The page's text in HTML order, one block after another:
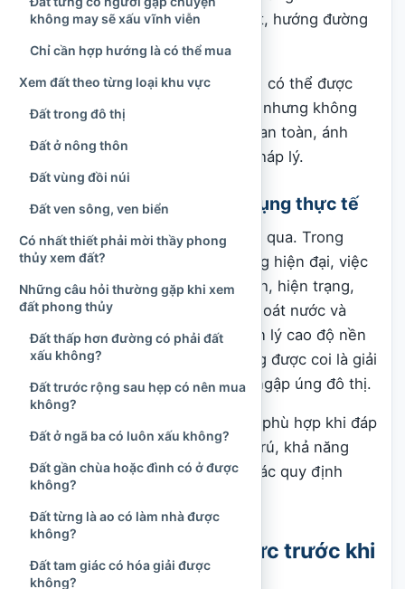
Mối quan hệ giữa hướng đất, hướng đường
và hướng nhà dự kiến.
Quan niệm chọn hướng theo tuổi có thể được
tham khảo như một nét văn hóa, nhưng không
nên đặt cao hơn các yêu cầu về an toàn, ánh
sáng, thông gió, công năng và pháp lý.
Điều kiện xây dựng và sử dụng thực tế
Đây là lớp đánh giá không thể bỏ qua. Trong
hoạt động quy hoạch và xây dựng hiện đại, việc
lựa chọn đất cần xem xét địa hình, hiện trạng,
địa chất thủy văn, cao độ nền, thoát nước và
tình trạng sử dụng đất. Việc quản lý cao độ nền
và khả năng tiêu thoát nước cũng được coi là giải
pháp quan trọng nhằm hạn chế ngập úng đô thị.
Một thửa đất chỉ nên được coi là phù hợp khi đáp
ứng được đồng thời nhu cầu cư trú, khả năng
xây dựng, điều kiện hạ tầng và các quy định
pháp luật liên quan.
Xem đại cục của khu vực trước khi
xem từng thửa đất
không may sẽ xấu vĩnh viễn
Chỉ cần hợp hướng là có thể mua
Xem đất theo từng loại khu vực
Đất trong đô thị
Đất ở nông thôn
Đất vùng đồi núi
Đất ven sông, ven biển
Có nhất thiết phải mời thầy phong
thủy xem đất?
Những câu hỏi thường gặp khi xem
đất phong thủy
Đất thấp hơn đường có phải đất
xấu không?
Đất trước rộng sau hẹp có nên mua
không?
Đất ở ngã ba có luôn xấu không?
Đất gần chùa hoặc đình có ở được
không?
Đất từng là ao có làm nhà được
không?
Đất tam giác có hóa giải được
không?